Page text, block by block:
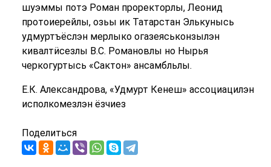
шуэммы потэ Роман проректорлы, Леонид
протоиерейлы, озьы ик Татарстан Элькунысь
удмуртъёслэн мерлыко огазеяськонзылэн
кивалтӥсезлы В.С. Романовлы но Нырья
черкогуртысь «Сактон» ансамбльлы.
Е.К. Александрова, «Удмурт Кенеш» ассоциацилэн
исполкомезлэн ёзчиез
Поделиться